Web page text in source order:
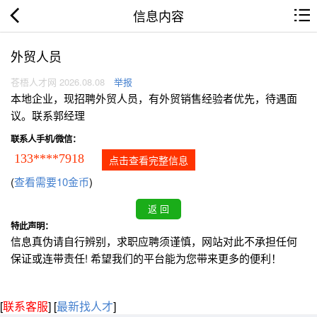
信息内容
外贸人员
苍梧人才网 2026.08.08 举报
本地企业，现招聘外贸人员，有外贸销售经验者优先，待遇面
议。联系郭经理
联系人手机/微信：
133****7918 点击查看完整信息
(查看需要10金币)
特此声明：
信息真伪请自行辨别，求职应聘须谨慎，网站对此不承担任何
保证或连带责任! 希望我们的平台能为您带来更多的便利！
[联系客服] [最新找人才]